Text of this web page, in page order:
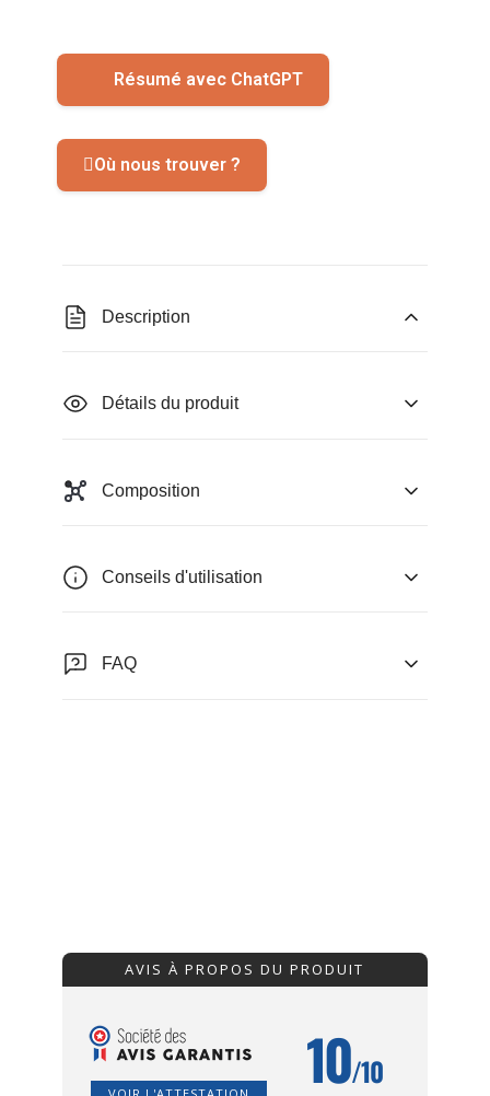
Résumé avec ChatGPT
Où nous trouver ?
Description
Détails du produit
Composition
Conseils d'utilisation
FAQ
AVIS À PROPOS DU PRODUIT
10/10